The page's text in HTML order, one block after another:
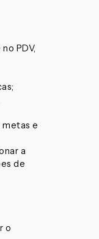
PDV,
e
a
de
o